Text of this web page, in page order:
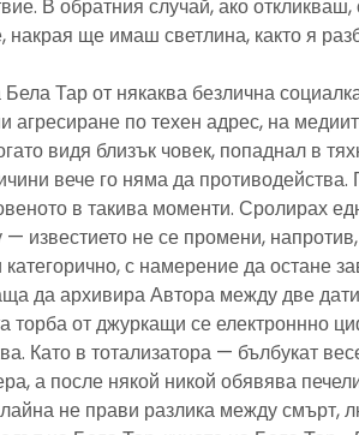
В обратния случай, ако откликваш,
ще имаш светлина, както я
Бела Тар от някаква безлична
агресиране по техен адрес, на
видя близък човек, попаднал в
вече го няма да противодейства.
в такива моменти. Сролирах
известието не се промени,
с намерение да остане
да архивира Автора между две
торба от джуркащи се електроннно
Като в тотализатора — бълбукат
а после някой никой обявява
не прави разлика между смърт,